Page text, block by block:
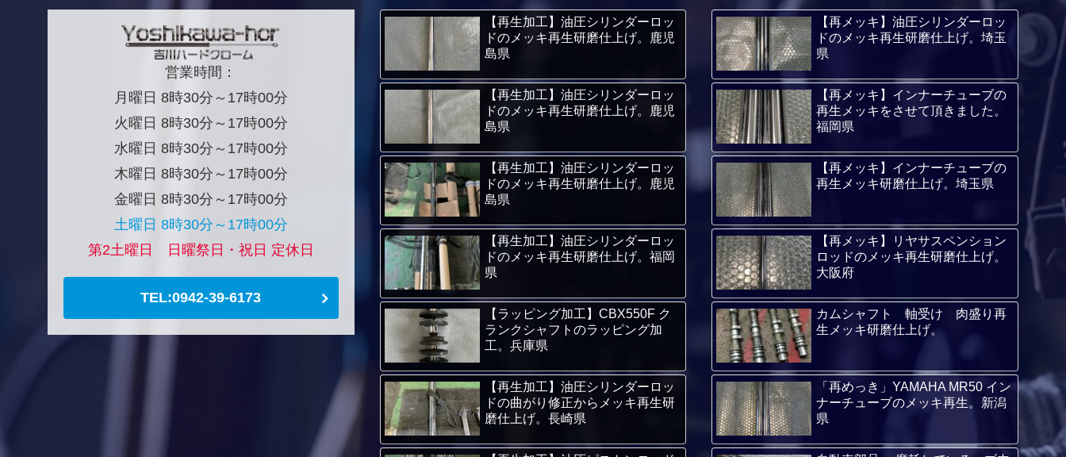
営業時間：
月曜日 8時30分～17時00分
火曜日 8時30分～17時00分
水曜日 8時30分～17時00分
木曜日 8時30分～17時00分
金曜日 8時30分～17時00分
土曜日 8時30分～17時00分
第2土曜日 日曜祭日・祝日 定休日
TEL:0942-39-6173
【再生加工】油圧シリンダーロッ
ドのメッキ再生研磨仕上げ。鹿児
島県
【再生加工】油圧シリンダーロッ
ドのメッキ再生研磨仕上げ。鹿児
島県
【再生加工】油圧シリンダーロッ
ドのメッキ再生研磨仕上げ。鹿児
島県
【再生加工】油圧シリンダーロッ
ドのメッキ再生研磨仕上げ。福岡
県
【ラッピング加工】CBX550F ク
ランクシャフトのラッピング加
工。兵庫県
【再生加工】油圧シリンダーロッ
ドの曲がり修正からメッキ再生研
磨仕上げ。長崎県
【再メッキ】油圧シリンダーロッ
ドのメッキ再生研磨仕上げ。埼玉
県
【再メッキ】インナーチューブの
再生メッキをさせて頂きました。
福岡県
【再メッキ】インナーチューブの
再生メッキ研磨仕上げ。埼玉県
【再メッキ】リヤサスペンション
ロッドのメッキ再生研磨仕上げ。
大阪府
カムシャフト 軸受け 肉盛り再
生メッキ研磨仕上げ。
「再めっき」YAMAHA MR50 イン
ナーチューブのメッキ再生。新潟
県